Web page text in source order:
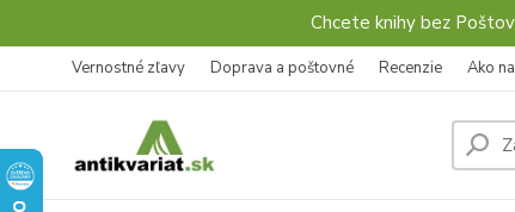
Chcete knihy bez
Vernostné zľavy Doprava a poštovné Recenzie Ako